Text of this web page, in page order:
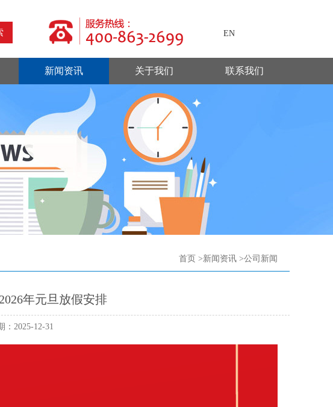
EN
新闻资讯 关于我们 联系我们
首页 >新闻资讯 >公司新闻
年元旦放假安排
：2025-12-31